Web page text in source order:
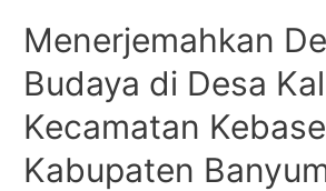
Menerjemahkan
Budaya di Desa
Kecamatan
Kabupaten